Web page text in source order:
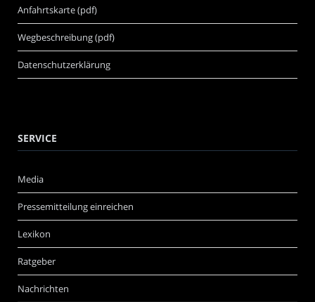
Anfahrtskarte (pdf)
Wegbeschreibung (pdf)
Datenschutzerklärung
SERVICE
Media
Pressemitteilung einreichen
Lexikon
Ratgeber
Nachrichten